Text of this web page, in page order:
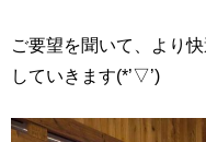
ご要望を聞いて、より
していきます(*’▽’)